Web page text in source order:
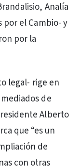
Analía
por el Cambio- y
por la
legal- rige en
de
Alberto
que “es un
de
con otras